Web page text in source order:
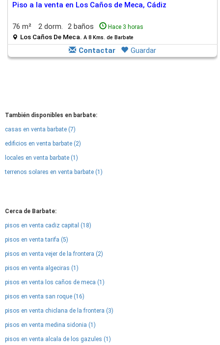
Piso a la venta en Los Caños de Meca, Cádiz
76 m² 2 dorm. 2 baños Hace 3 horas
Los Caños De Meca. A 8 Kms. de Barbate
Contactar Guardar
También disponibles en barbate:
casas en venta barbate (7)
edificios en venta barbate (2)
locales en venta barbate (1)
terrenos solares en venta barbate (1)
Cerca de Barbate:
pisos en venta cadiz capital (18)
pisos en venta tarifa (5)
pisos en venta vejer de la frontera (2)
pisos en venta algeciras (1)
pisos en venta los caños de meca (1)
pisos en venta san roque (16)
pisos en venta chiclana de la frontera (3)
pisos en venta medina sidonia (1)
pisos en venta alcala de los gazules (1)